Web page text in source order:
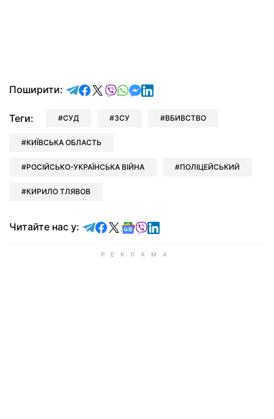
Поширити: відправити у Telegram
поділитись у Facebook
поділитись у X
відправити у Viber
відправити у Whatsapp
відправити у Messenger
відправити у LinkedIn
Теги: СУД ЗСУ ВБИВСТВО
КИЇВСЬКА ОБЛАСТЬ
РОСІЙСЬКО-УКРАЇНСЬКА ВІЙНА ПОЛІЦЕЙСЬКИЙ
КИРИЛО ТЛЯВОВ
Читайте нас у: Читайте у Telegram
Читайте у Facebook
Читайте у X
Читайте у Google news
Читайте у Viber
Читайте у LinkedIn